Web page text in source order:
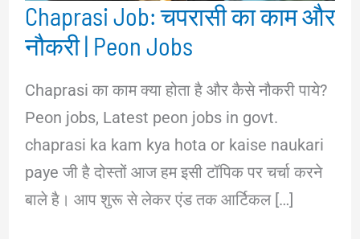
Chaprasi Job: चपरासी का काम और
नौकरी | Peon Jobs
Chaprasi का काम क्या होता है और कैसे नौकरी पाये?
Peon jobs, Latest peon jobs in govt.
chaprasi ka kam kya hota or kaise naukari
paye जी है दोस्तों आज हम इसी टॉपिक पर चर्चा करने
बाले है। आप शुरू से लेकर एंड तक आर्टिकल […]